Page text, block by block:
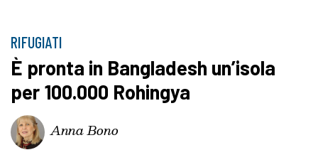
RIFUGIATI
È pronta in Bangladesh un’isola
per 100.000 Rohingya
Anna Bono